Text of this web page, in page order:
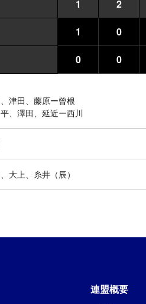
1 2
1 0
0 0
津田、藤原ー曾根
平、澤田、延近ー西川
大上、糸井（辰）
連盟概要